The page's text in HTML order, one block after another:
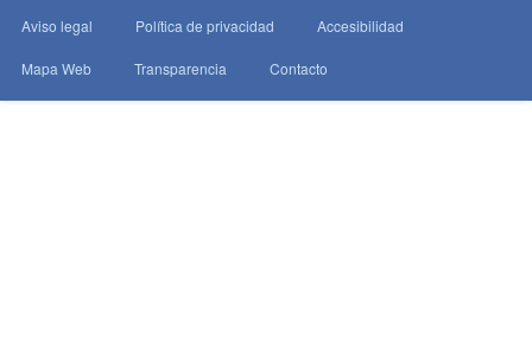
Aviso legal Política de privacidad Accesibilidad
Mapa Web Transparencia Contacto